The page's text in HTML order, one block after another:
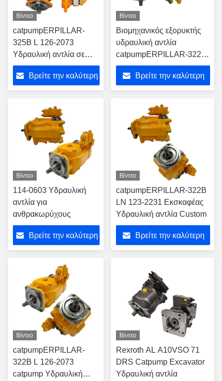
Βίντεο
catpumpERPILLAR-
325B L 126-2073
Υδραυλική αντλία σε
εξορυκτήρα για την
κατασκευή
Βρείτε την καλύτερη
Βίντεο
Βιομηχανικός εξορυκτής
υδραυλική αντλία
catpumpERPILLAR-322N
Backhoe υδραυλική αντλία
Βρείτε την καλύτερη
Βίντεο
114-0603 Υδραυλική
αντλία για
ανθρακωρύχους
Βρείτε την καλύτερη
Βίντεο
catpumpERPILLAR-322B
LN 123-2231 Εκσκαφέας
Υδραυλική αντλία Custom
Βρείτε την καλύτερη
Βίντεο
catpumpERPILLAR-
322B L 126-2073
catpump Υδραυλική
Βίντεο
Rexroth AL A10VSO 71
DRS Catpump Excavator
Υδραυλική αντλία